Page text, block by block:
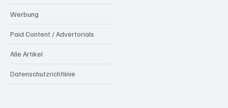
Werbung
Paid Content / Advertorials
Alle Artikel
Datenschutzrichtlinie